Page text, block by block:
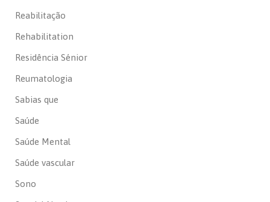
Reabilitação
Rehabilitation
Residência Sénior
Reumatologia
Sabias que
Saúde
Saúde Mental
Saúde vascular
Sono